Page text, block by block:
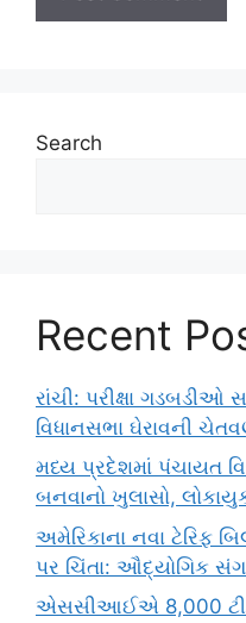
Search
Recent
રાંચી: પરીક્ષા ગડબડીઓ
વિધાનસભા ઘેરાવની
મધ્ય પ્રદેશમાં પંચાયત
બનવાનો ખુલાસો,
અમેરિકાના નવા ટેરિફ
પર ચિંતા: ઔદ્યોગિક
એસસીઆઈએ 8,000 ટીઈયૂ